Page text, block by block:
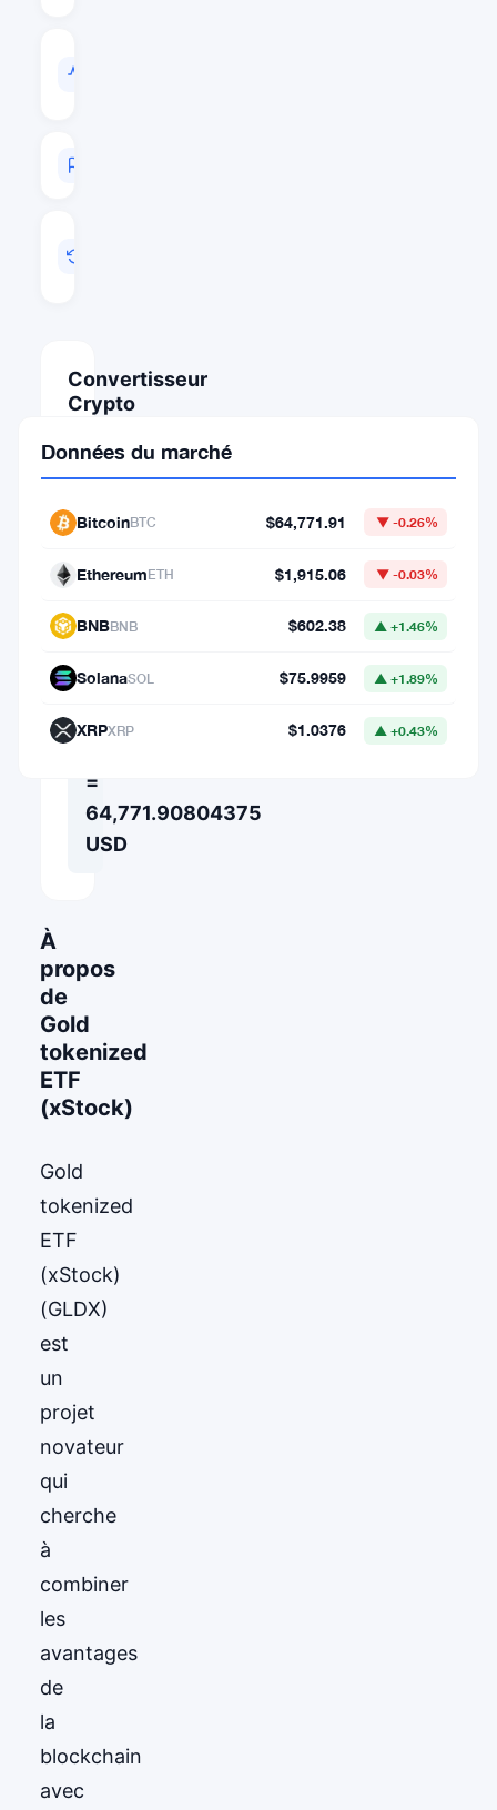
Convertisseur
Crypto
MONTANT
DE
⇄
VERS
1
=
64,771.90804375
USD
À
propos
de
Gold
tokenized
ETF
(xStock)
Gold
tokenized
ETF
(xStock)
(GLDX)
est
un
projet
novateur
qui
cherche
à
combiner
les
avantages
de
la
blockchain
avec
Données du marché
BitcoinBTC $64,771.91 ▼ -0.26%
EthereumETH $1,915.06 ▼ -0.03%
BNBBNB $602.38 ▲ +1.46%
SolanaSOL $75.9959 ▲ +1.89%
XRPXRP $1.0376 ▲ +0.43%